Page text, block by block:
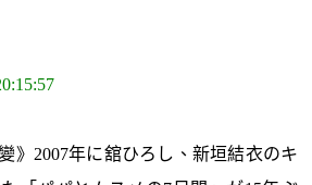
》2007年に舘ひろし、新垣結衣のキ